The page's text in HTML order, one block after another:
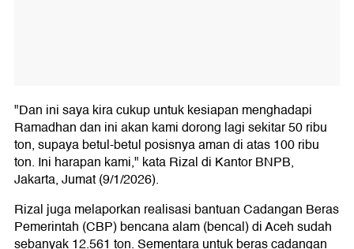
"Dan ini saya kira cukup untuk kesiapan menghadapi
Ramadhan dan ini akan kami dorong lagi sekitar 50 ribu
ton, supaya betul-betul posisnya aman di atas 100 ribu
ton. Ini harapan kami," kata Rizal di Kantor BNPB,
Jakarta, Jumat (9/1/2026).
Rizal juga melaporkan realisasi bantuan Cadangan Beras
Pemerintah (CBP) bencana alam (bencal) di Aceh sudah
sebanyak 12.561 ton. Sementara untuk beras cadangan